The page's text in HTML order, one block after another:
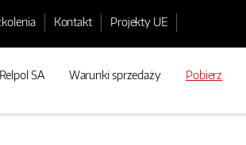
Kontakt Projekty UE
SA Warunki sprzedaży Pobierz